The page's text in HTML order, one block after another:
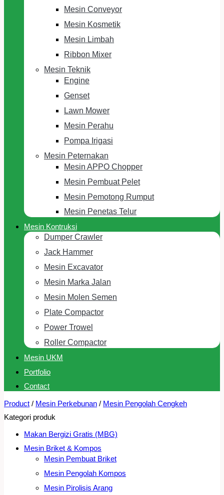
Mesin Conveyor
Mesin Kosmetik
Mesin Limbah
Ribbon Mixer
Mesin Teknik
Engine
Genset
Lawn Mower
Mesin Perahu
Pompa Irigasi
Mesin Peternakan
Mesin APPO Chopper
Mesin Pembuat Pelet
Mesin Pemotong Rumput
Mesin Penetas Telur
Mesin Kontruksi
Dumper Crawler
Jack Hammer
Mesin Excavator
Mesin Marka Jalan
Mesin Molen Semen
Plate Compactor
Power Trowel
Roller Compactor
Mesin UKM
Portfolio
Contact
Product / Mesin Perkebunan / Mesin Pengolah Cengkeh
Kategori produk
Makan Bergizi Gratis (MBG)
Mesin Briket & Kompos
Mesin Pembuat Briket
Mesin Pengolah Kompos
Mesin Pirolisis Arang